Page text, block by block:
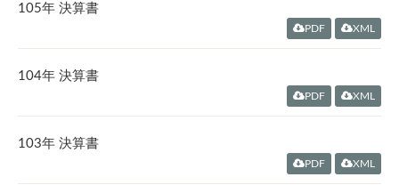
105年 決算書
PDF XML
104年 決算書
PDF XML
103年 決算書
PDF XML